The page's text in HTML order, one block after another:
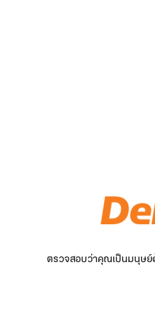
ตรวจสอบว่าคุณเป็นมนุษย์